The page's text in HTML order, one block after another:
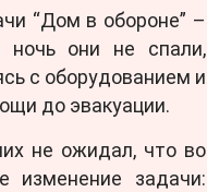
“Дом в обороне” –
они не спали,
с оборудованием и
до эвакуации.
не ожидал, что во
задачи: